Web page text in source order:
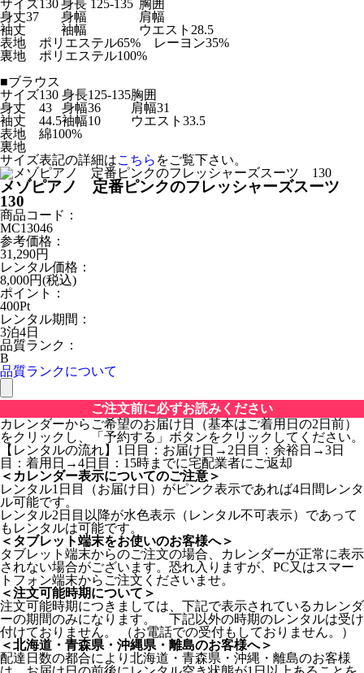
サイズ130身長 125-135 胸囲
身丈37
身幅
肩幅
袖丈
袖幅
ウエスト28.5
表地
ポリエステル65% レーヨン35%
裏地
ポリエステル100%
■ブラウス
サイズ130 身長125-135胸囲
身丈
43 身幅36
肩幅31
袖丈
44.5袖幅10 ウエスト 33.5
表地
綿100%
裏地
サイズ表記の詳細はこちら をご覧下さい。
メゾピアノ 定番ピンクのフレッシャーズスーツ
130
商品コード：
MC13046
参考価格：
31,290円
レンタル価格：
8,000円(税込)
ポイント：
400Pt
レンタル期間：
3泊4日
品質ランク：
B
品質ランクについて
ご注文前に必ずお読みください
カレンダーからご希望のお届け日（基本はご着用日の2日前）
をクリックし、「予約する」ボタンをクリックしてください。
【レンタルの流れ】1日目：お届け日→2日目：余裕日→3日
目：着用日→4日目：15時までに宅配業者にご返却
＜カレンダー表示についてのご注意＞
レンタル1日目（お届け日）がピンク表示であれば4日間レンタ
ル可能です。
レンタル2日目以降が水色表示（レンタル不可表示）であって
もレンタルは可能です。
＜タブレット端末をお使いのお客様へ＞
タブレット端末からのご注文の場合、カレンダーが正常に表示
されない場合がございます。恐れ入りますが、PC又はスマー
トフォン端末からご注文くださいませ。
＜注文可能時期について＞
注文可能時期につきましては、下記で表示されているカレンダ
ーの期間のみになります。 下記以外の時期のレンタルは受け
付けておりません。 （お電話での受付もしておりません。）
＜北海道・青森県・沖縄県・離島のお客様へ＞
配達日数の都合により北海道・青森県・沖縄・離島のお客様